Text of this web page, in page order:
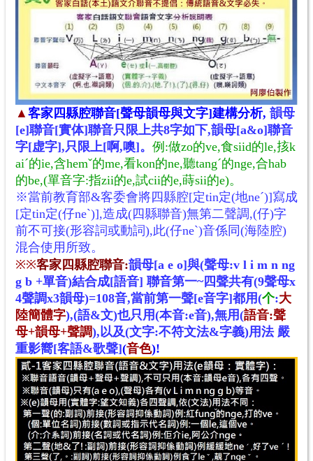
▲ 客家四縣腔聯音[聲母韻母與文字]建構分析, 韻母
[e]聯音[實体]聯音只限上共8字如下,韻母[a&o]聯音
字[虚字],只限上[啊,噢]。 例:做zo的ve,食siid的le,㧡k
aiˊ的ie,含hemˇ的me,看kon的ne,聽tangˊ的nge,合hab
的be,(單音字:指zii的e,試cii的e,蒔sii的e)。
※當前教育部&客委會將四縣腔[定tin定(地neˊ)]寫成
[定tin定(仔neˋ)],造成(四縣聯音)無第二聲調,(仔)字
前不可接(形容詞或動詞),此(仔neˋ)音係同(海陸腔)
混合使用所致。
※※客家四縣腔聯音:韻母[a e o]與(聲母:v l i m n ng
g b +單音)結合成[語音] 聯音第一~四聲共有(9聲母x
4聲調x3韻母)=108音,當前第一聲[e音字]都用(个:大
陸簡體字),(語&文)也只用(本音:e音),無用(語音:聲
母+韻母+聲調),以及(文字:不符文法&字義)用法 嚴
重影嚮[客語&歌聲](音色)!